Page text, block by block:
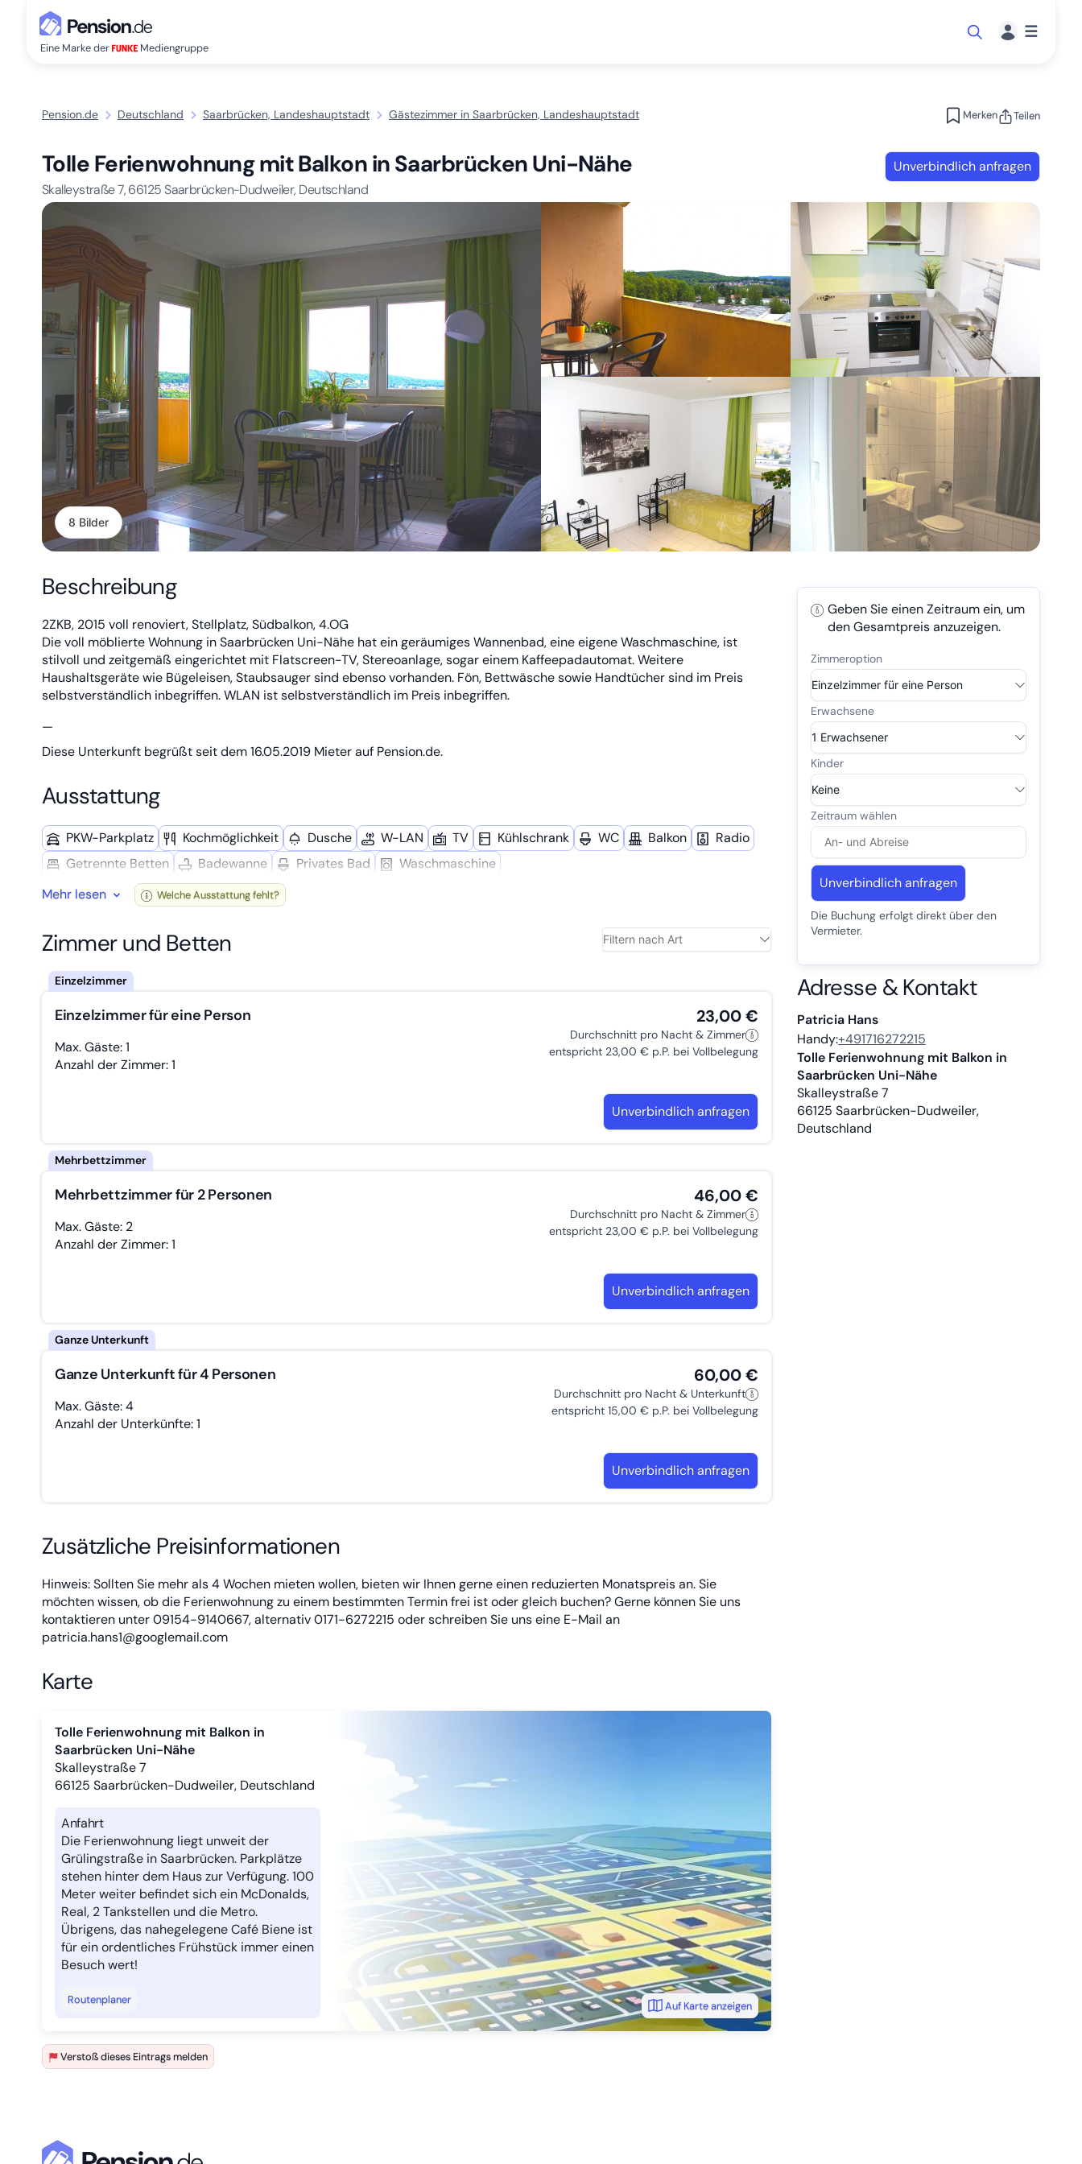
Eine Marke der Mediengruppe
☰
Pension.de Deutschland Saarbrücken, Landeshauptstadt Gästezimmer in Saarbrücken, Landeshauptstadt Merken Teilen
Tolle Ferienwohnung mit Balkon in Saarbrücken Uni-Nähe
Skalleystraße 7,66125Saarbrücken-Dudweiler, Deutschland
Unverbindlich anfragen
8 Bilder
Beschreibung
2ZKB, 2015 voll renoviert, Stellplatz, Südbalkon, 4.OG
Die voll möblierte Wohnung in Saarbrücken Uni-Nähe hat ein geräumiges Wannenbad, eine eigene Waschmaschine, ist
stilvoll und zeitgemäß eingerichtet mit Flatscreen-TV, Stereoanlage, sogar einem Kaffeepadautomat. Weitere
Haushaltsgeräte wie Bügeleisen, Staubsauger sind ebenso vorhanden. Fön, Bettwäsche sowie Handtücher sind im Preis
selbstverständlich inbegriffen. WLAN ist selbstverständlich im Preis inbegriffen.
—
Diese Unterkunft begrüßt seit dem 16.05.2019 Mieter auf Pension.de.
Ausstattung
PKW-Parkplatz Kochmöglich­keit Dusche W-LAN TV Kühl­schrank WC Balkon
Radio
Getrennte Betten
Badewanne Privates Bad
Wasch­maschine
Mehr lesen
Welche Ausstattung fehlt?
Zimmer und Betten
Einzelzimmer für eine Person
Max. Gäste: 1
Anzahl der Zimmer: 1
23,00 €
Durchschnitt pro Nacht & Zimmer
entspricht 23,00 € p.P. bei Vollbelegung
Unverbindlich anfragen
Mehrbettzimmer für 2 Personen
Max. Gäste: 2
Anzahl der Zimmer: 1
46,00 €
Durchschnitt pro Nacht & Zimmer
entspricht 23,00 € p.P. bei Vollbelegung
Unverbindlich anfragen
Ganze Unterkunft für 4 Personen
Max. Gäste: 4
Anzahl der Unterkünfte: 1
60,00 €
Durchschnitt pro Nacht & Unterkunft
entspricht 15,00 € p.P. bei Vollbelegung
Unverbindlich anfragen
Zusätzliche Preisinformationen
Hinweis: Sollten Sie mehr als 4 Wochen mieten wollen, bieten wir Ihnen gerne einen reduzierten Monatspreis an. Sie
möchten wissen, ob die Ferienwohnung zu einem bestimmten Termin frei ist oder gleich buchen? Gerne können Sie uns
kontaktieren unter 09154-9140667, alternativ 0171-6272215 oder schreiben Sie uns eine E-Mail an
patricia.hans1@googlemail.com
Karte
Tolle Ferienwohnung mit Balkon in
Saarbrücken Uni-Nähe
Skalleystraße 7
66125 Saarbrücken-Dudweiler, Deutschland
Anfahrt
Die Ferienwohnung liegt unweit der
Grülingstraße in Saarbrücken. Parkplätze
stehen hinter dem Haus zur Verfügung. 100
Meter weiter befindet sich ein McDonalds,
Real, 2 Tankstellen und die Metro.
Übrigens, das nahegelegene Café Biene ist
für ein ordentliches Frühstück immer einen
Besuch wert!
Routenplaner Auf Karte anzeigen
Verstoß dieses Eintrags melden
Geben Sie einen Zeitraum ein, um
den Gesamtpreis anzuzeigen.
Unverbindlich anfragen
Die Buchung erfolgt direkt über den
Vermieter.
Adresse & Kontakt
Patricia Hans
Handy:+491716272215
Tolle Ferienwohnung mit Balkon in
Saarbrücken Uni-Nähe
Skalleystraße 7
66125 Saarbrücken-Dudweiler,
Deutschland